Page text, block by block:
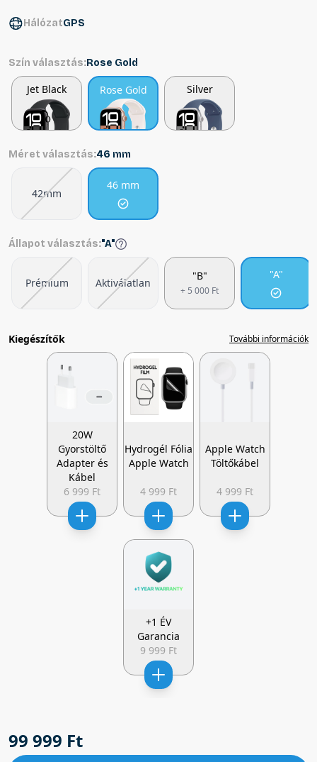
HálózatGPS
Szín választás:Rose Gold
Jet Black Rose Gold Silver
Méret választás:46 mm
42mm
46 mm
Állapot választás:"A"
Prémium Aktiválatlan
"B"
+ 5 000 Ft
"A"
Kiegészítők További információk
20W
Gyorstöltő
Adapter és
Kábel
6 999 Ft
Hydrogél Fólia
Apple Watch
4 999 Ft
Apple Watch
Töltőkábel
4 999 Ft
+1 ÉV
Garancia
9 999 Ft
99 999 Ft